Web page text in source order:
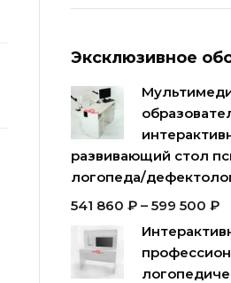
Эксклюзивное
развивающий стол
логопеда/
541 860 ₽– 599 500 ₽